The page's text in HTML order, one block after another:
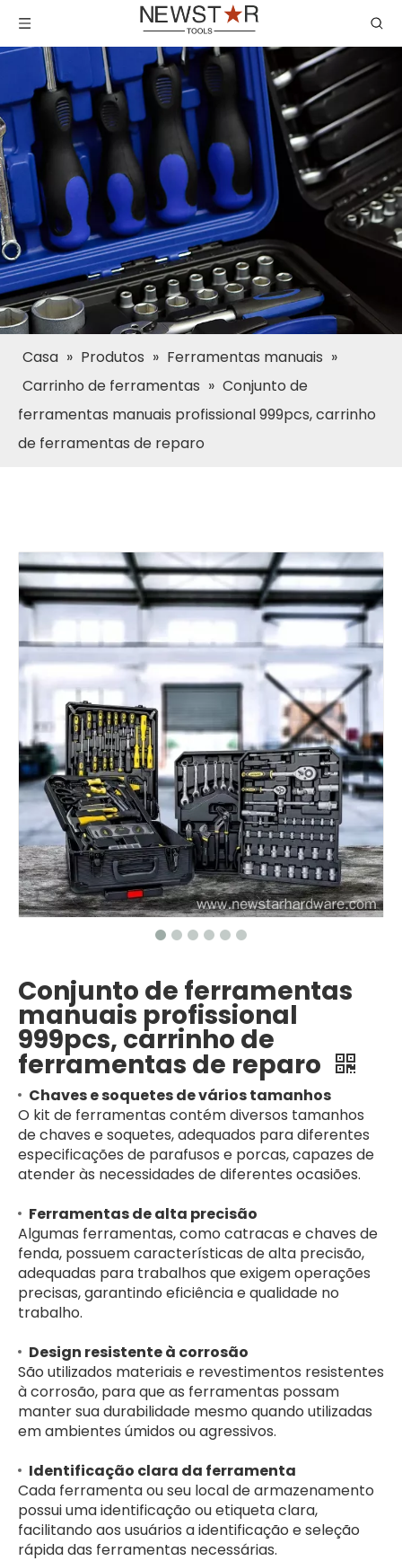
Casa » Produtos » Ferramentas manuais »
Carrinho de ferramentas » Conjunto de
ferramentas manuais profissional 999pcs, carrinho
de ferramentas de reparo
Conjunto de ferramentas
manuais profissional
999pcs, carrinho de
ferramentas de reparo
Chaves e soquetes de vários tamanhos
O kit de ferramentas contém diversos tamanhos
de chaves e soquetes, adequados para diferentes
especificações de parafusos e porcas, capazes de
atender às necessidades de diferentes ocasiões.
Ferramentas de alta precisão
Algumas ferramentas, como catracas e chaves de
fenda, possuem características de alta precisão,
adequadas para trabalhos que exigem operações
precisas, garantindo eficiência e qualidade no
trabalho.
Design resistente à corrosão
São utilizados materiais e revestimentos resistentes
à corrosão, para que as ferramentas possam
manter sua durabilidade mesmo quando utilizadas
em ambientes úmidos ou agressivos.
Identificação clara da ferramenta
Cada ferramenta ou seu local de armazenamento
possui uma identificação ou etiqueta clara,
facilitando aos usuários a identificação e seleção
rápida das ferramentas necessárias.